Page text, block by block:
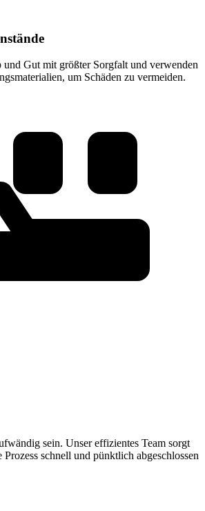
Gut mit größter Sorgfalt und verwenden
um Schäden zu vermeiden.
sein. Unser effizientes Team sorgt
Prozess schnell und pünktlich abgeschlossen